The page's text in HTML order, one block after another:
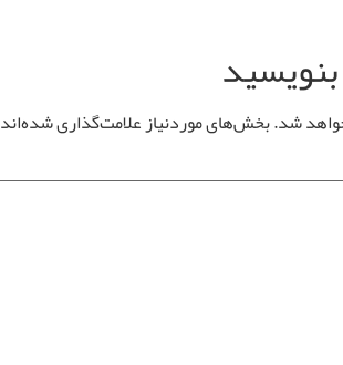
شد.بخش‌های موردنیاز علامت‌گذاری شده‌اند